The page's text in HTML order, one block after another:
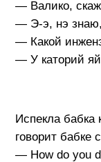
— Валико,
— Э-э, нэ знаю,
— Какой
— У каторий
Испекла бабка
говорит бабке
— How do you